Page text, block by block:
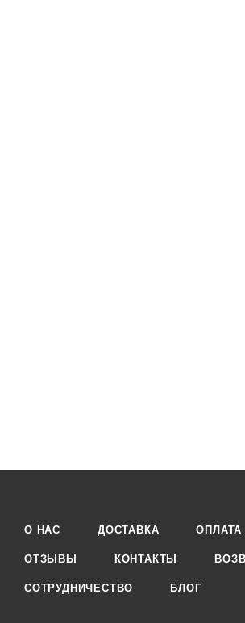
О НАС ДОСТАВКА ОПЛАТА
ОТЗЫВЫ КОНТАКТЫ
СОТРУДНИЧЕСТВО БЛОГ